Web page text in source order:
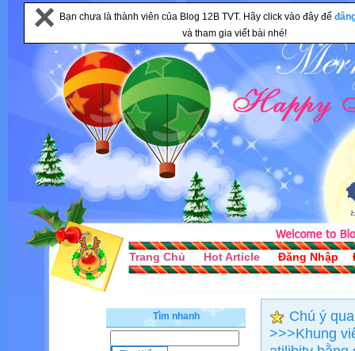
Bạn chưa là thành viên của Blog 12B TVT. Hãy click vào đây để
và tham gia viết bài nhé!
Trang Chủ Hot Article Đăng Nhập
Chú ý
>>>Khung
Tìm nhanh